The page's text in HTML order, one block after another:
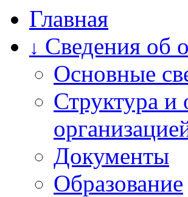
Главная
↓ Сведения об
Основные
Структура и
Документы
Образование